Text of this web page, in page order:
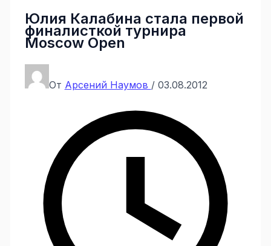
Юлия Калабина стала первой
финалисткой турнира
Moscow Open
От Арсений Наумов / 03.08.2012